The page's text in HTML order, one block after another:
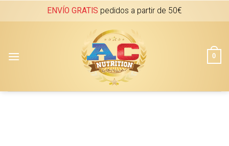
ENVÍO GRATIS pedidos a partir de 50€
0